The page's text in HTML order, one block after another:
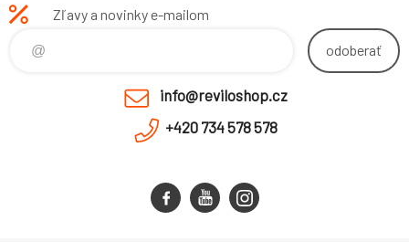
Zľavy a novinky e-mailom
odoberať
info@reviloshop.cz
+420 734 578 578